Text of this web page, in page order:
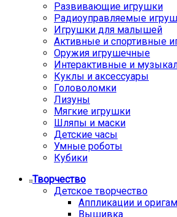
Развивающие игрушки
Радиоуправляемые
Игрушки для малышей
Активные и спортивные
Оружия игрушечные
Интерактивные и
Куклы и аксессуары
Головоломки
Лизуны
Мягкие игрушки
Шляпы и маски
Детские часы
Умные роботы
Кубики
Творчество
Детское творчество
Аппликации и
Вышивка